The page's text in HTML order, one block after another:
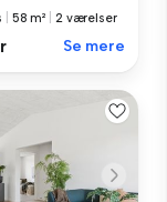
58 m² 2 værelser
Se mere